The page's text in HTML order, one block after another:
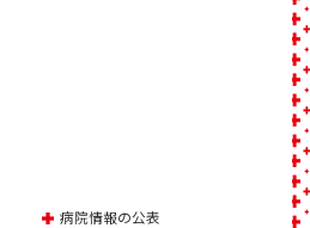
病院情報の公表